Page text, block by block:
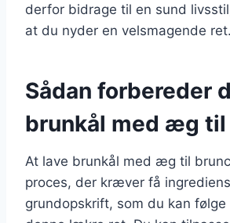
derfor bidrage til en sund
at du nyder en velsmagende ret.
Sådan forbereder
brunkål med æg til
At lave brunkål med æg til
proces, der kræver få
grundopskrift, som du kan